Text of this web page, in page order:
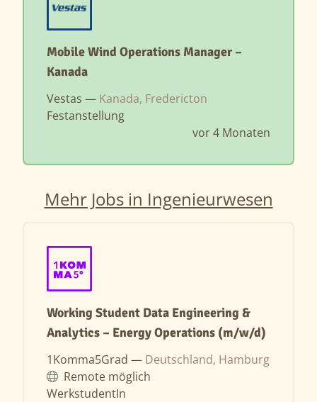
Mobile Wind Operations Manager –
Kanada
Vestas — Kanada, Fredericton
Festanstellung
vor 4 Monaten
Mehr Jobs in Ingenieurwesen
Working Student Data Engineering &
Analytics – Energy Operations (m/w/d)
1Komma5Grad — Deutschland, Hamburg
Remote möglich
WerkstudentIn